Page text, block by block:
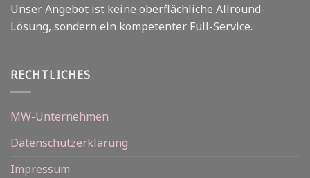
Unser Angebot ist keine oberflächliche Allround-
Lösung, sondern ein kompetenter Full-Service.
RECHTLICHES
MW-Unternehmen
Datenschutzerklärung
Impressum